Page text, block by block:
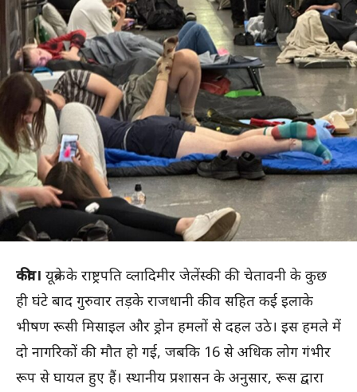
कीव। यूक्रेन के राष्ट्रपति व्लादिमीर जेलेंस्की की चेतावनी के कुछ
ही घंटे बाद गुरुवार तड़के राजधानी कीव सहित कई इलाके
भीषण रूसी मिसाइल और ड्रोन हमलों से दहल उठे। इस हमले में
दो नागरिकों की मौत हो गई, जबकि 16 से अधिक लोग गंभीर
रूप से घायल हुए हैं। स्थानीय प्रशासन के अनुसार, रूस द्वारा